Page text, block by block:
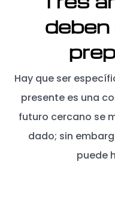
Hay que ser
presente es una
futuro cercano se
dado; sin
puede